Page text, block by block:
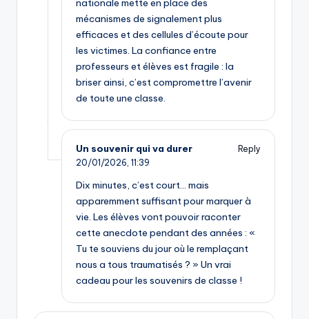
nationale mette en place des
mécanismes de signalement plus
efficaces et des cellules d’écoute pour
les victimes. La confiance entre
professeurs et élèves est fragile : la
briser ainsi, c’est compromettre l’avenir
de toute une classe.
Un souvenir qui va durer
Reply
20/01/2026, 11:39
Dix minutes, c’est court… mais
apparemment suffisant pour marquer à
vie. Les élèves vont pouvoir raconter
cette anecdote pendant des années : «
Tu te souviens du jour où le remplaçant
nous a tous traumatisés ? » Un vrai
cadeau pour les souvenirs de classe !